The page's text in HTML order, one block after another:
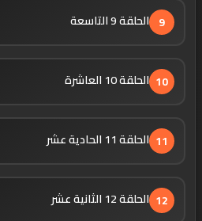
9 الحلقة 9 التاسعة
10 الحلقة 10 العاشرة
11 الحلقة 11 الحادية عشر
12 الحلقة 12 الثانية عشر